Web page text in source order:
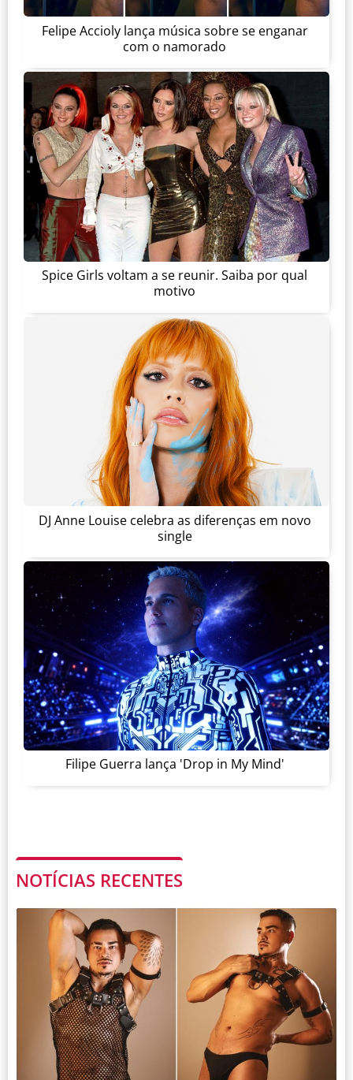
Felipe Accioly lança música sobre se enganar
com o namorado
Spice Girls voltam a se reunir. Saiba por qual
motivo
DJ Anne Louise celebra as diferenças em novo
single
Filipe Guerra lança 'Drop in My Mind'
NOTÍCIAS RECENTES